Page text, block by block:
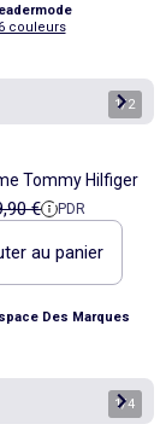
6 couleurs
1/2
Tommy Hilfiger
de référence
€ PDR
au panier
Des Marques
1/4